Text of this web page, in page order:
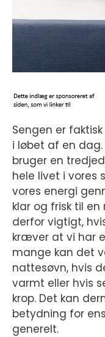
Sengen er
i løbet af en
bruger en
hele livet i vores
vores energi
klar og frisk til
derfor vigtigt,
kræver at vi har
mange kan det
nattesøvn, hvis
varmt eller hvis
krop. Det kan
betydning for
generelt.